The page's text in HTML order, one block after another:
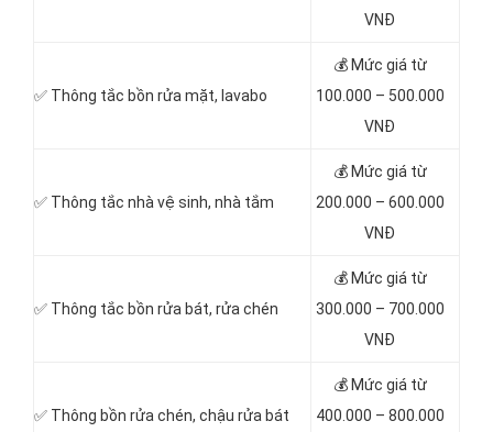
VNĐ
✅ Thông tắc bồn rửa mặt, lavabo
💰 Mức giá từ
100.000 – 500.000
VNĐ
✅ Thông tắc nhà vệ sinh, nhà tắm
💰 Mức giá từ
200.000 – 600.000
VNĐ
✅ Thông tắc bồn rửa bát, rửa chén
💰 Mức giá từ
300.000 – 700.000
VNĐ
✅ Thông bồn rửa chén, chậu rửa bát
💰 Mức giá từ
400.000 – 800.000